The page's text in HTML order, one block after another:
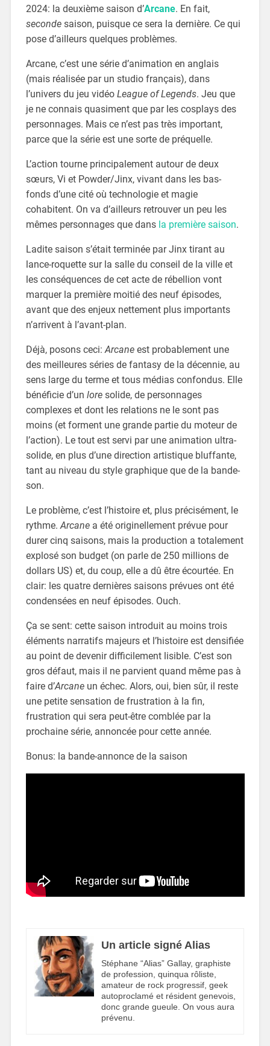
2024: la deuxième saison d’Arcane. En fait,
secondesaison, puisque ce sera la dernière. Ce qui
pose d’ailleurs quelques problèmes.
Arcane, c’est une série d’animation en anglais
(mais réalisée par un studio français), dans
l’univers du jeu vidéo League of Legends. Jeu que
je ne connais quasiment que par les cosplays des
personnages. Mais ce n’est pas très important,
parce que la série est une sorte de préquelle.
L’action tourne principalement autour de deux
sœurs, Vi et Powder/Jinx, vivant dans les bas-
fonds d’une cité où technologie et magie
cohabitent. On va d’ailleurs retrouver un peu les
mêmes personnages que dans la première saison.
Ladite saison s’était terminée par Jinx tirant au
lance-roquette sur la salle du conseil de la ville et
les conséquences de cet acte de rébellion vont
marquer la première moitié des neuf épisodes,
avant que des enjeux nettement plus importants
n’arrivent à l’avant-plan.
Déjà, posons ceci:Arcaneest probablement une
des meilleures séries de fantasy de la décennie, au
sens large du terme et tous médias confondus. Elle
bénéficie d’un loresolide, de personnages
complexes et dont les relations ne le sont pas
moins (et forment une grande partie du moteur de
l’action). Le tout est servi par une animation ultra-
solide, en plus d’une direction artistique bluffante,
tant au niveau du style graphique que de la bande-
son.
Le problème, c’est l’histoire et, plus précisément, le
rythme.Arcanea été originellement prévue pour
durer cinq saisons, mais la production a totalement
explosé son budget (on parle de 250 millions de
dollars US) et, du coup, elle a dû être écourtée. En
clair: les quatre dernières saisons prévues ont été
condensées en neuf épisodes. Ouch.
Ça se sent: cette saison introduit au moins trois
éléments narratifs majeurs et l’histoire est densifiée
au point de devenir difficilement lisible. C’est son
gros défaut, mais il ne parvient quand même pas à
faire d’Arcaneun échec. Alors, oui, bien sûr, il reste
une petite sensation de frustration à la fin,
frustration qui sera peut-être comblée par la
prochaine série, annoncée pour cette année.
Bonus: la bande-annonce de la saison
Un article signé Alias
Stéphane “Alias” Gallay, graphiste
de profession, quinqua rôliste,
amateur de rock progressif, geek
autoproclamé et résident genevois,
donc grande gueule. On vous aura
prévenu.